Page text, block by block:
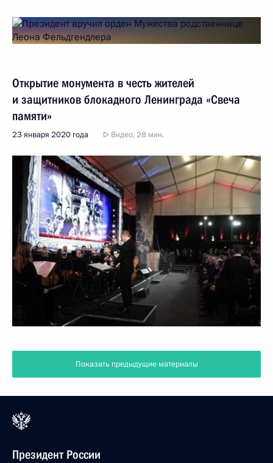
Открытие монумента в честь жителей
и защитников блокадного Ленинграда «Свеча
памяти»
23 января 2020 года Видео, 28 мин.
Показать предыдущие материалы
Президент России